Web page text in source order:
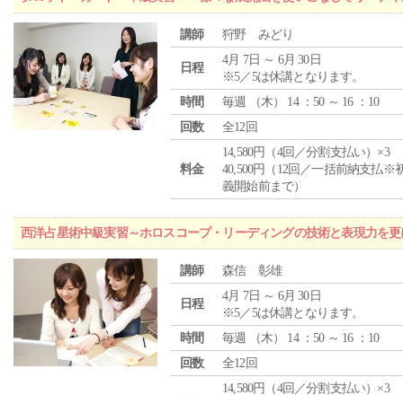
講師 狩野 みどり
日程
4月 7日 ～ 6月 30日
※5／5は休講となります。
時間
毎週 （木） 14 ：50 ～ 16 ：10
回数
全12回
料金
14,580円（4回／分割支払い）×3
40,500円（12回／一括前納支払※
義開始前まで）
西洋占星術中級実習～ホロスコープ・リーディングの技術と表現力を
講師 森信 彰雄
日程
4月 7日 ～ 6月 30日
※5／5は休講となります。
時間
毎週 （木） 14 ：50 ～ 16 ：10
回数
全12回
14,580円（4回／分割支払い）×3